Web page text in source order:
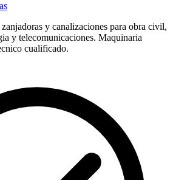
y canalizaciones para obra civil,
y telecomunicaciones. Maquinaria
cualificado.